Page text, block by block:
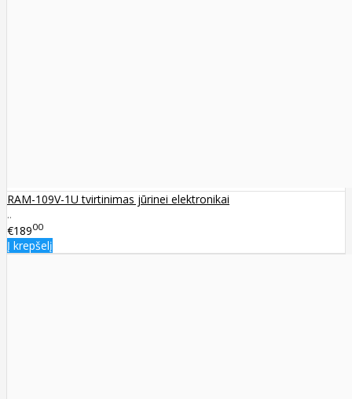
RAM-109V-1U tvirtinimas jūrinei elektronikai
..
€18900
Į krepšelį